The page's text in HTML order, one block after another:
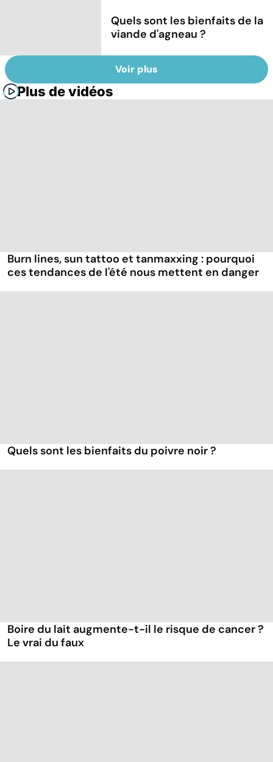
Quels sont les bienfaits de la
viande d'agneau ?
Voir plus
Plus de vidéos
Burn lines, sun tattoo et tanmaxxing : pourquoi
ces tendances de l'été nous mettent en danger
Quels sont les bienfaits du poivre noir ?
Boire du lait augmente-t-il le risque de cancer ?
Le vrai du faux